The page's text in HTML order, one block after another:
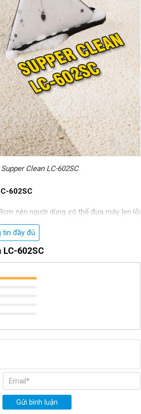
Clean LC-602SC
602SC
nên người dùng có thể đưa máy len lỏi
giặt thảm mà không gặp bất cứ sự cố
còn được trang bị hệ thống bánh xe chắc
dùng không tốn nhiều công sức để nâng
phức tạp để thực hiện công việc làm
từ vật liệu tốt như nhựa ABS bền chắc,
LC-602SC có khả năng chống chịu
phí sửa chữa, bảo dưỡng.
tới 2400W, thùng chứa nước và thùng
tin đầy đủ
602SC
Gửi bình luận